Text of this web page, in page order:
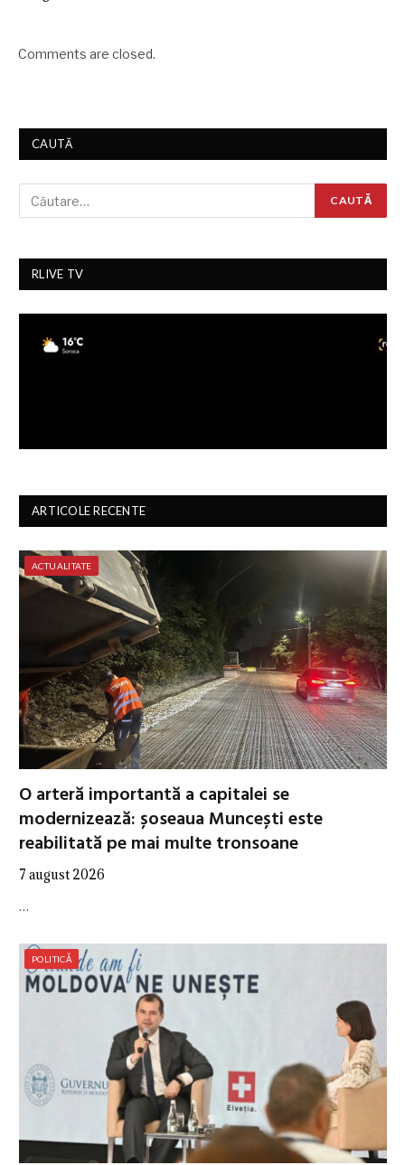
Comments are closed.
CAUTĂ
RLIVE TV
ARTICOLE RECENTE
ACTUALITATE
O arteră importantă a capitalei se
modernizează: șoseaua Muncești este
reabilitată pe mai multe tronsoane
7 august 2026
…
POLITICĂ